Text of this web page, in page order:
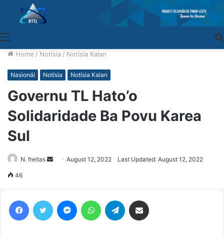
Home / Notísia / Notísia Kalan
Nasionál Notísia Notísia Kalan
Governu TL Hato’o
Solidaridade Ba Povu Karea
Sul
N. freitas
SendAugust 12, 2022 Last Updated: August 12, 2022
46